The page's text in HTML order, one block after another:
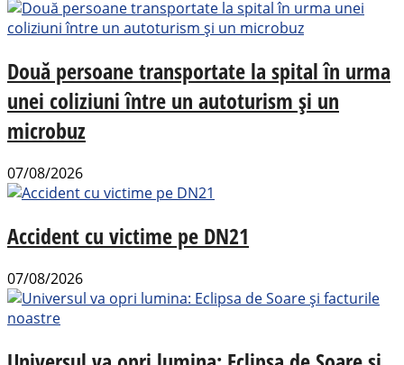
Două persoane transportate la spital în urma
unei coliziuni între un autoturism și un
microbuz
07/08/2026
Accident cu victime pe DN21
07/08/2026